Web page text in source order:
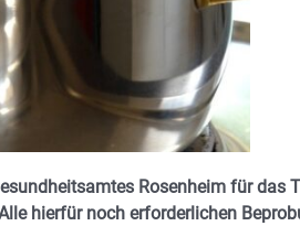
Rosenheim für das
hierfür noch erforderlichen